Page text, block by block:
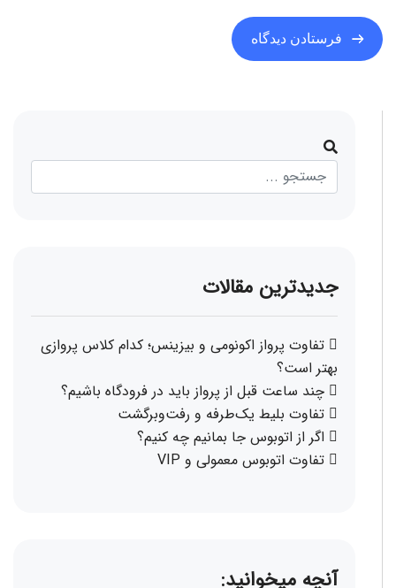
جدیدترین مقالات
تفاوت پرواز اکونومی و بیزینس؛ کدام کلاس پروازی
بهتر است؟
چند ساعت قبل از پرواز باید در فرودگاه باشیم؟
تفاوت بلیط یک‌طرفه و رفت‌وبرگشت
اگر از اتوبوس جا بمانیم چه کنیم؟
تفاوت اتوبوس معمولی و VIP
آنچه میخوانید: